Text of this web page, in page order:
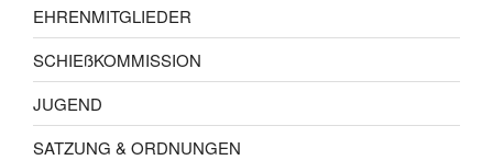
EHRENMITGLIEDER
SCHIEßKOMMISSION
JUGEND
SATZUNG & ORDNUNGEN